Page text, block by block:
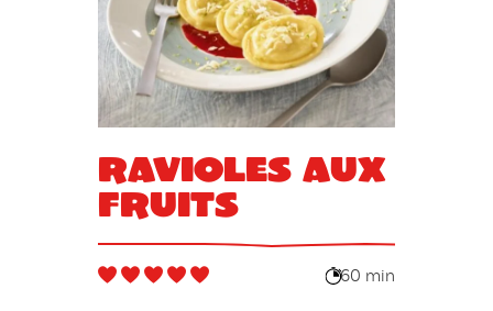
Ravioles aux
fruits
60 min